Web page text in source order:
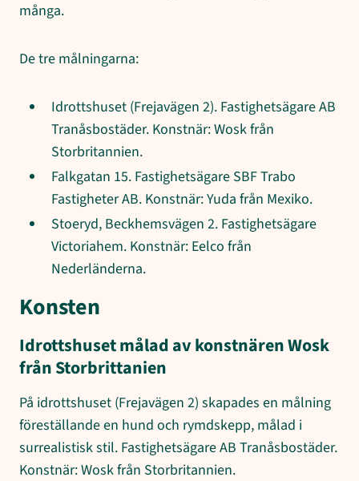
många.
De tre målningarna:
Idrottshuset (Frejavägen 2). Fastighetsägare AB
Tranåsbostäder. Konstnär: Wosk från
Storbritannien.
Falkgatan 15. Fastighetsägare SBF Trabo
Fastigheter AB. Konstnär: Yuda från Mexiko.
Stoeryd, Beckhemsvägen 2. Fastighetsägare
Victoriahem. Konstnär: Eelco från
Nederländerna.
Konsten
Idrottshuset målad av konstnären Wosk
från Storbrittanien
På idrottshuset (Frejavägen 2) skapades en målning
föreställande en hund och rymdskepp, målad i
surrealistisk stil. Fastighetsägare AB Tranåsbostäder.
Konstnär: Wosk från Storbritannien.